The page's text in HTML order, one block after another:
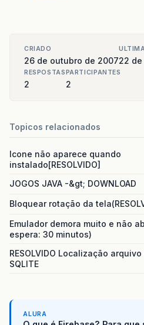
CRIADO
26 de outubro de 200722 de
RESPOSTAS
2
PARTICIPANTES
2
Topicos relacionados
Icone não aparece quando
instalado[RESOLVIDO]
JOGOS JAVA -&gt; DOWNLOAD
Bloquear rotação da
Emulador demora muito e não
espera: 30 minutos)
RESOLVIDO Localização
SQLITE
ALURA